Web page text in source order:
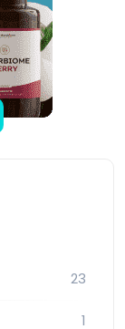
23
1